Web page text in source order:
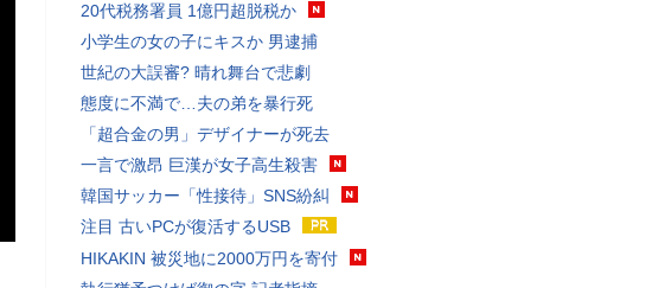
20代税務署員 1億円超脱税か
小学生の女の子にキスか 男逮捕
世紀の大誤審? 晴れ舞台で悲劇
態度に不満で…夫の弟を暴行死
「超合金の男」デザイナーが死去
一言で激昂 巨漢が女子高生殺害
韓国サッカー「性接待」SNS紛糾
注目 古いPCが復活するUSB
HIKAKIN 被災地に2000万円を寄付